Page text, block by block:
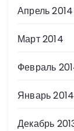
Апрель 2014
Март 2014
Февраль
Январь 2014
Декабрь